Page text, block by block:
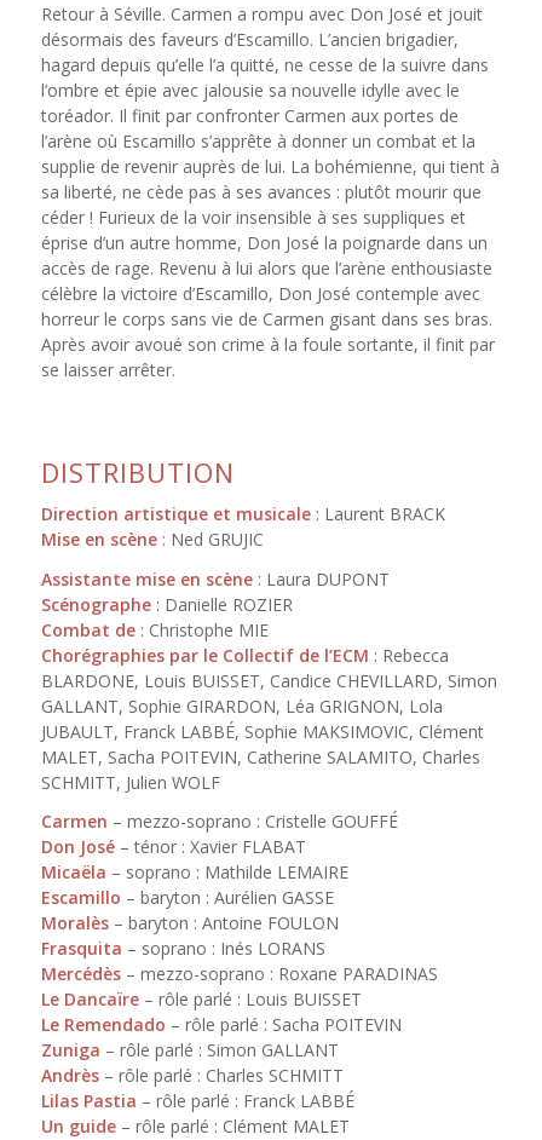
Retour à Séville. Carmen a rompu avec Don José et jouit
désormais des faveurs d’Escamillo. L’ancien brigadier,
hagard depuis qu’elle l’a quitté, ne cesse de la suivre dans
l’ombre et épie avec jalousie sa nouvelle idylle avec le
toréador. Il finit par confronter Carmen aux portes de
l’arène où Escamillo s’apprête à donner un combat et la
supplie de revenir auprès de lui. La bohémienne, qui tient à
sa liberté, ne cède pas à ses avances : plutôt mourir que
céder ! Furieux de la voir insensible à ses suppliques et
éprise d’un autre homme, Don José la poignarde dans un
accès de rage. Revenu à lui alors que l’arène enthousiaste
célèbre la victoire d’Escamillo, Don José contemple avec
horreur le corps sans vie de Carmen gisant dans ses bras.
Après avoir avoué son crime à la foule sortante, il finit par
se laisser arrêter.
DISTRIBUTION
Direction artistique et musicale: Laurent BRACK
Mise en scène: Ned GRUJIC
Assistante mise en scène: Laura DUPONT
Scénographe: Danielle ROZIER
Combat de: Christophe MIE
Chorégraphies par le Collectif de l’ECM : Rebecca
BLARDONE, Louis BUISSET, Candice CHEVILLARD, Simon
GALLANT, Sophie GIRARDON, Léa GRIGNON, Lola
JUBAULT, Franck LABBÉ, Sophie MAKSIMOVIC, Clément
MALET, Sacha POITEVIN, Catherine SALAMITO, Charles
SCHMITT, Julien WOLF
Carmen – mezzo-soprano : Cristelle GOUFFÉ
Don José– ténor : Xavier FLABAT
Micaëla – soprano : Mathilde LEMAIRE
Escamillo – baryton : Aurélien GASSE
Moralès– baryton : Antoine FOULON
Frasquita – soprano : Inés LORANS
Mercédès– mezzo-soprano : Roxane PARADINAS
Le Dancaïre– rôle parlé : Louis BUISSET
Le Remendado – rôle parlé : Sacha POITEVIN
Zuniga – rôle parlé : Simon GALLANT
Andrès– rôle parlé : Charles SCHMITT
Lilas Pastia – rôle parlé : Franck LABBÉ
Un guide– rôle parlé : Clément MALET